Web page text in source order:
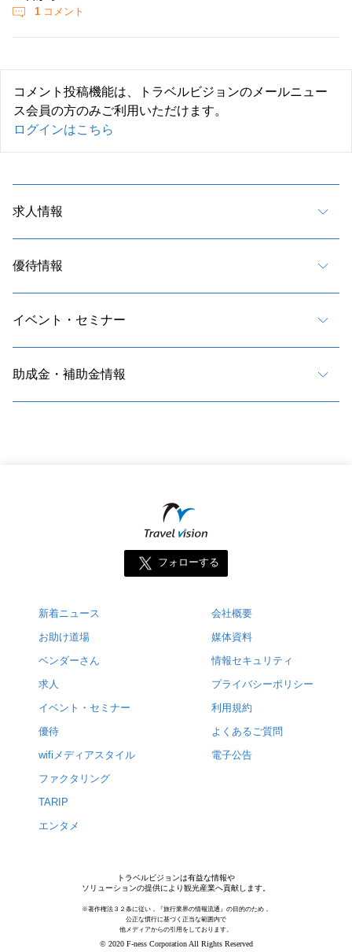
1 コメント
コメント投稿機能は、トラベルビジョンのメールニュー
ス会員の方のみご利用いただけます。
ログインはこちら
求人情報
優待情報
イベント・セミナー
助成金・補助金情報
フォローする
新着ニュース
お助け道場
ベンダーさん
求人
イベント・セミナー
優待
wifiメディアスタイル
ファクタリング
TARIP
エンタメ
会社概要
媒体資料
情報セキュリティ
プライバシーポリシー
利用規約
よくあるご質問
電子公告
トラベルビジョンは有益な情報や
ソリューションの提供により観光産業へ貢献します。
※著作権法３２条に従い，『旅行業界の情報流通』の目的のため，
公正な慣行に基づく正当な範囲内で
他メディアからの引用をしております。
© 2020 F-ness Corporation All Rights Reserved